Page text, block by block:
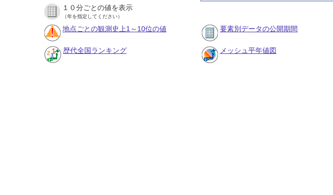
１０分ごとの値を表示
（年を指定してください）
地点ごとの観測史上1～10位の値 要素別データの公開期間
歴代全国ランキング メッシュ平年値図